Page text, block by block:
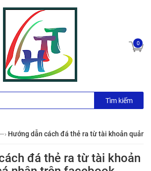
0
Tìm kiếm
—› Hướng dẫn cách đá thẻ ra từ tài khoản
đá thẻ ra từ tài khoản